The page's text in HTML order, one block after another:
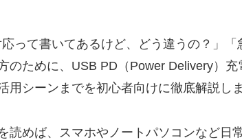
応って書いてあるけど、どう違うの？」
のために、USB PD（Power Delivery）
用シーンまでを初心者向けに徹底解説しま
読めば、スマホやノートパソコンなど日